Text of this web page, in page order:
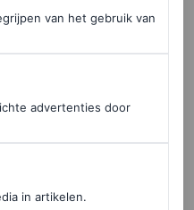
Barbie speelt in de
van het gebruik van
advertenties door
in artikelen.